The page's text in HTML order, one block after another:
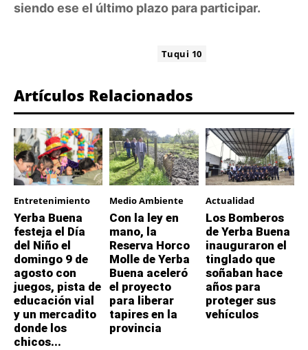
siendo ese el último plazo para participar.
Tuqui 10
Artículos Relacionados
Entretenimiento
Yerba Buena
festeja el Día
del Niño el
domingo 9 de
agosto con
juegos, pista de
educación vial
y un mercadito
donde los
chicos...
Medio Ambiente
Con la ley en
mano, la
Reserva Horco
Molle de Yerba
Buena aceleró
el proyecto
para liberar
tapires en la
provincia
Actualidad
Los Bomberos
de Yerba Buena
inauguraron el
tinglado que
soñaban hace
años para
proteger sus
vehículos